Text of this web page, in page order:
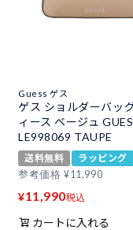
Guess ゲス
ゲス ショルダーバッ
ィース ベージュ
LE998069 TAUPE
送料無料
ラッピング
参考価格 ¥11,990
¥11,990税込
カートに入れる